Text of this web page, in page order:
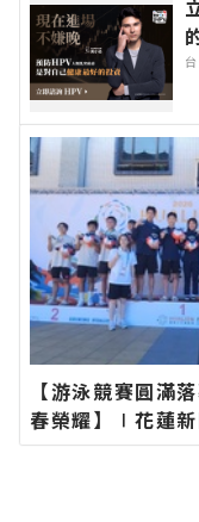
【游泳競賽圓滿
春榮耀】∣花蓮
類新聞－最快速